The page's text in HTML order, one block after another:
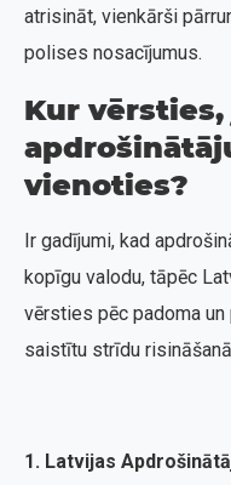
atrisināt, vienkārši
polises nosacījumus.
Kur vērsties,
vienoties?
Ir gadījumi, kad
kopīgu valodu, tāpēc
vērsties pēc padoma
saistītu strīdu
1. Latvijas